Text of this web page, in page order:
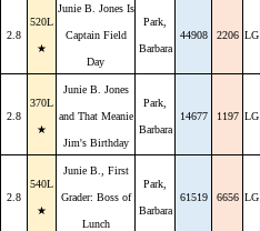
2.8
520L
★
Junie B. Jones Is
Captain Field
Day
Park,
Barbara
44908 2206 LG
2.8
370L
★
Junie B. Jones
and That Meanie
Jim's Birthday
Park,
Barbara
14677 1197 LG
2.8
540L
★
Junie B., First
Grader: Boss of
Lunch
Park,
Barbara
61519 6656 LG